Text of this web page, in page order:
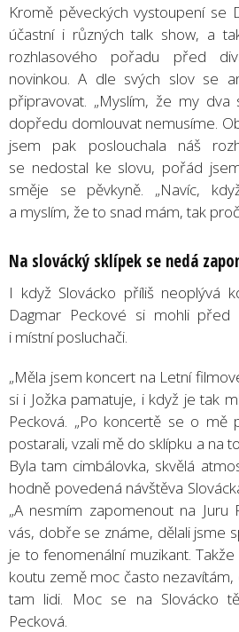
Kromě pěveckých vystoupení se
účastní i různých talk show, a
rozhlasového pořadu před
novinkou. A dle svých slov se
připravovat. „Myslím, že my
dopředu domlouvat nemusíme.
jsem pak poslouchala náš
se nedostal ke slovu, pořád
směje se pěvkyně. „Navíc,
a myslím, že to snad mám, tak
Na slovácký sklípek se nedá
I když Slovácko příliš neoplývá
Dagmar Peckové si mohli před
i místní posluchači.
„Měla jsem koncert na Letní
si i Jožka pamatuje, i když je tak
Pecková. „Po koncertě se o mě
postarali, vzali mě do sklípku a na
Byla tam cimbálovka, skvělá
hodně povedená návštěva
„A nesmím zapomenout na Juru
vás, dobře se známe, dělali jsme
je to fenomenální muzikant.
koutu země moc často
tam lidi. Moc se na Slovácko
Pecková.